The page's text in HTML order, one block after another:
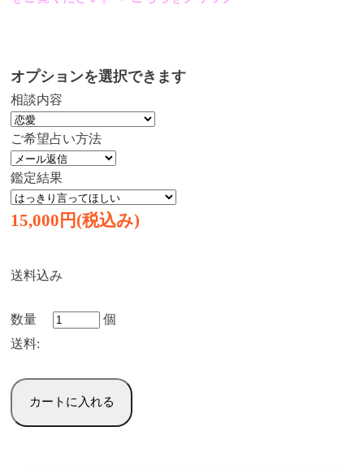
オプションを選択できます
相談内容
ご希望占い方法
鑑定結果
15,000円(税込み)
送料込み
数量
個
送料: